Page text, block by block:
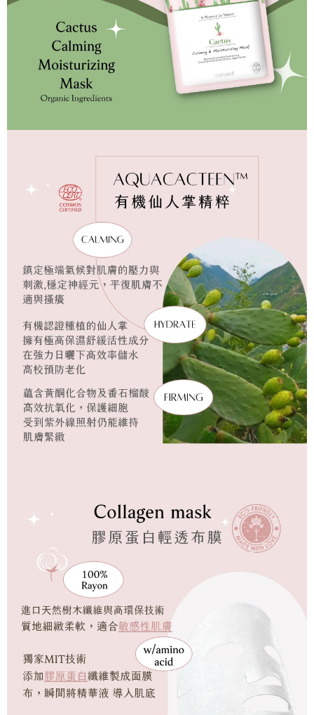
の氏名、電話番号、受取人の氏名、電話番号、受取人住所を含むがこれに
限らない）は、AFTEEに渡され当サービスで必要な範囲内で利用されま
す。AFTEEの個人情報の収集、処理、利用について、詳細はAFTEE公式ホ
ームページの『個人情報の収集、処理及び利用に関する声明』をご参照く
https://aftee.tw/privacypolicy/ ）。
AFTEEの初回ご利用の際に、審査を通過すれば、最高額がNT$10,000にな
ります。支払い期限を過ぎた場合、その金額に基づいて年利20%の遅延滞
行使したい場合は、ネットプロテクションズcs_tw@netprotections.co.jp
てAFTEEにご提供いただく、またはAFTEEにあなたの個人情報の収集、処
理、利用を許可することににご同意いただけない場合は、当サービスを選
択しないでください。